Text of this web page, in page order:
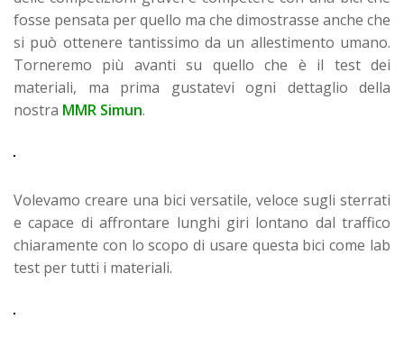
fosse pensata per quello ma che dimostrasse anche che
si può ottenere tantissimo da un allestimento umano.
Torneremo più avanti su quello che è il test dei
materiali, ma prima gustatevi ogni dettaglio della
nostra MMR Simun.
Volevamo creare una bici versatile, veloce sugli sterrati
e capace di affrontare lunghi giri lontano dal traffico
chiaramente con lo scopo di usare questa bici come lab
test per tutti i materiali.